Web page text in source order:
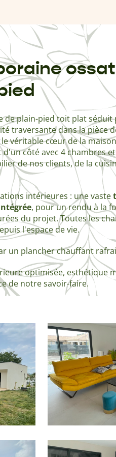
plain-pied toit plat séduit
traversante dans la pièce
véritable cœur de la
côté avec 4 chambres
de nos clients, de la
intérieures : une vaste
, pour un rendu à la
du projet. Toutes les
l'espace de vie.
un plancher chauffant
optimisée, esthétique
de notre savoir-faire.